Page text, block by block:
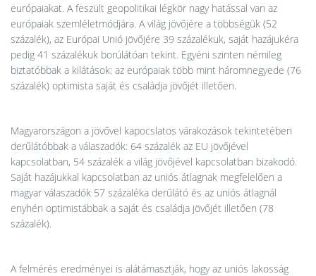
európaiakat. A feszült geopolitikai légkör nagy hatással van az
európaiak szemléletmódjára. A világ jövőjére a többségük (52
százalék), az Európai Unió jövőjére 39 százalékuk, saját hazájukéra
pedig 41 százalékuk borúlátóan tekint. Egyéni szinten némileg
biztatóbbak a kilátások: az európaiak több mint háromnegyede (76
százalék) optimista saját és családja jövőjét illetően.
Magyarországon a jövővel kapocslatos várakozások tekintetében
derűlátóbbak a válaszadók: 64 százalék az EU jövőjével
kapcsolatban, 54 százalék a világ jövőjével kapcsolatban bizakodó.
Saját hazájukkal kapcsolatban az uniós átlagnak megfelelően a
magyar válaszadók 57 százaléka derűlátó és az uniós átlagnál
enyhén optimistábbak a saját és családja jövőjét illetően (78
százalék).
A felmérés eredményei is alátámasztják, hogy az uniós lakosság